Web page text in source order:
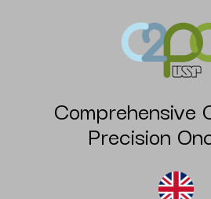
Comprehensive
Precision